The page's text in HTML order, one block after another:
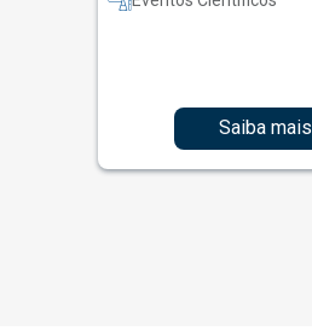
Saiba mais